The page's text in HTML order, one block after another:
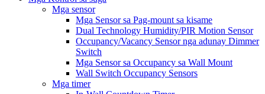
Mga sensor
Mga Sensor sa Pag-mount sa kisame
Dual Technology Humidity/PIR Motion Sensor
Occupancy/Vacancy Sensor nga adunay Dimmer
Switch
Mga Sensor sa Occupancy sa Wall Mount
Wall Switch Occupancy Sensors
Mga timer